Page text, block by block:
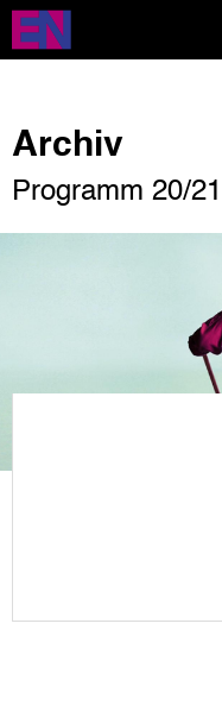
Direkt
zum
Inhalt
Archiv
Programm 20/21